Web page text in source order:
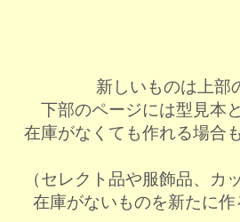
新しいものは上部
下部のページには型見本
在庫がなくても作れる場合
（セレクト品や服飾品、
在庫がないものを新たに